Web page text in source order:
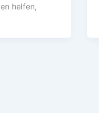
helfen,